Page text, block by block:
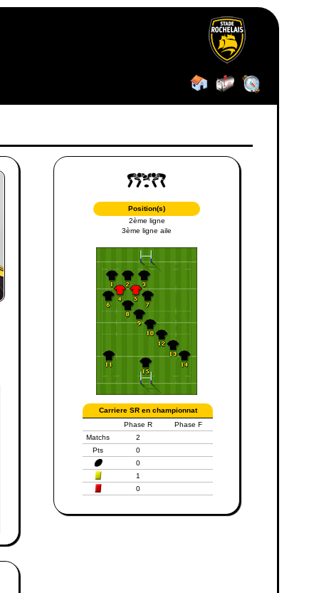
Position(s)
2ème ligne
3ème ligne aile
Carriere SR en championnat
Phase R
Phase F
Matchs
2
Pts
0
0
1
0